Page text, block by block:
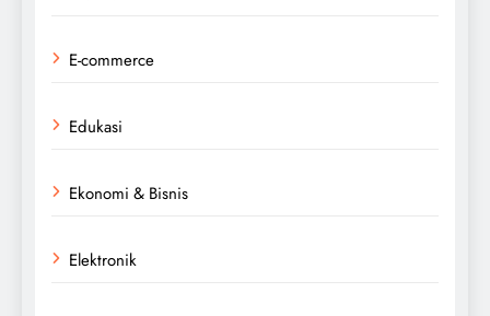
E-commerce
Edukasi
Ekonomi & Bisnis
Elektronik